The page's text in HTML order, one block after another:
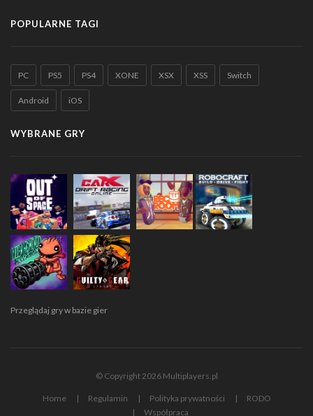
POPULARNE TAGI
PC PS5 PS4 XONE XSX XSS Switch
Android iOS
WYBRANE GRY
Przeglądaj gry w bazie gier
© Copyright 2026 Multiplayers.pl
Home Regulamin Polityka prywatności
RODO
Współpraca